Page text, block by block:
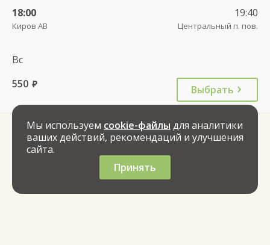
18:00
Киров АВ
19:40
Центральный п. пов.
Вс
550 руб. Выбрать
Мы используем cookie-файлы для аналитики
ваших действий, рекомендаций и улучшения
сайта.
Принять